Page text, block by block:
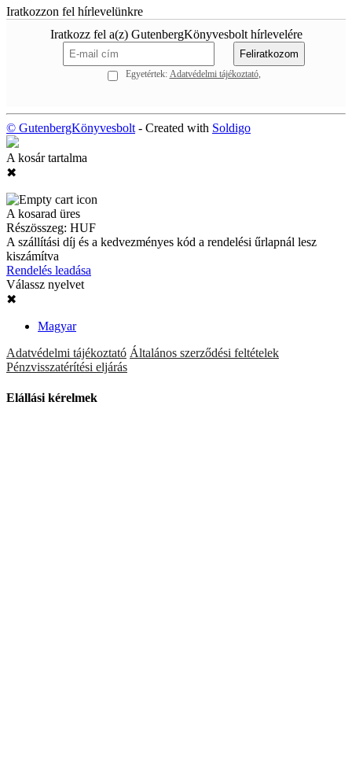
Iratkozzon fel hírlevelünkre
Iratkozz fel a(z) GutenbergKönyvesbolt hírlevelére
Egyetértek: Adatvédelmi tájékoztató
© GutenbergKönyvesbolt - Created with Soldigo
A kosár tartalma
✖
A kosarad üres
Részösszeg: HUF
A szállítási díj és a kedvezményes kód a rendelési űrlapnál lesz
kiszámítva
Rendelés leadása
Válassz nyelvet
✖
Magyar
Adatvédelmi tájékoztató Általános szerződési feltételek
Pénzvisszatérítési eljárás
Elállási kérelmek